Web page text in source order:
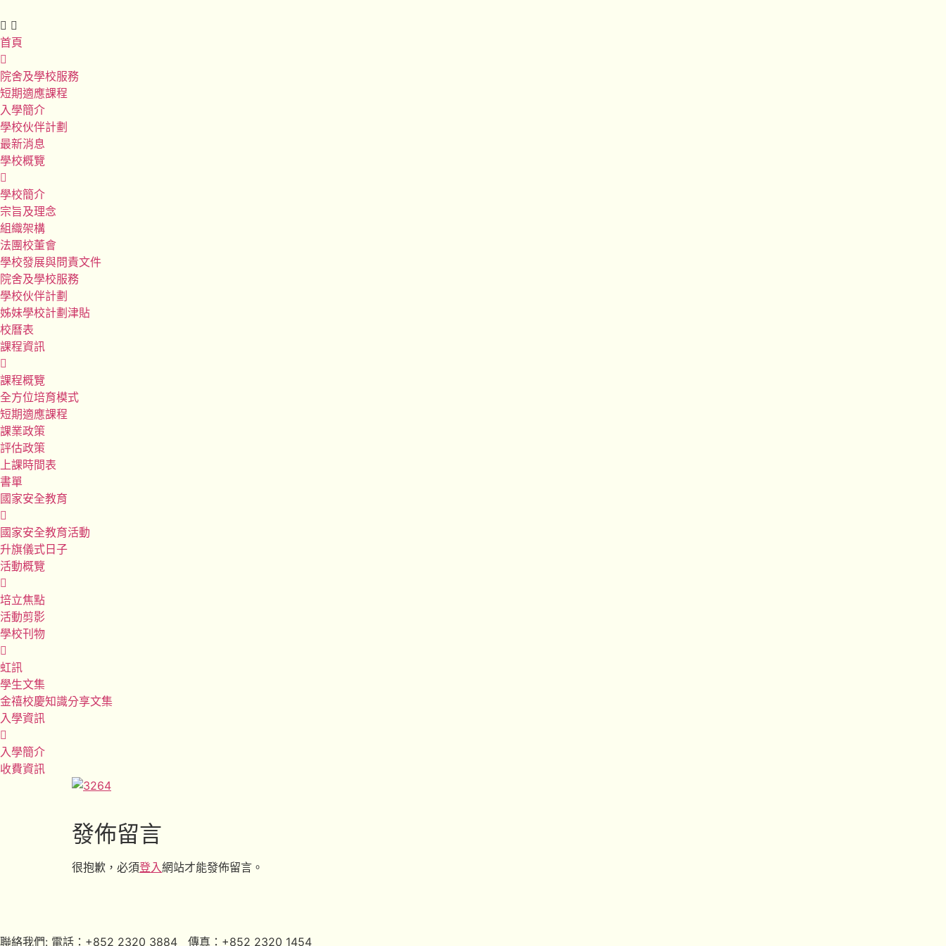
首頁
院舍及學校服務
短期適應課程
入學簡介
學校伙伴計劃
最新消息
學校概覽
學校簡介
宗旨及理念
組織架構
法團校董會
學校發展與問責文件
院舍及學校服務
學校伙伴計劃
姊妹學校計劃津貼
校曆表
課程資訊
課程概覽
全方位培育模式
短期適應課程
課業政策
評估政策
上課時間表
書單
國家安全教育
國家安全教育活動
升旗儀式日子
活動概覽
培立焦點
活動剪影
學校刊物
虹訊
學生文集
金禧校慶知識分享文集
入學資訊
入學簡介
收費資訊
發佈留言
很抱歉，必須登入網站才能發佈留言。
聯絡我們: 電話：+852 2320 3884 傳真：+852 2320 1454